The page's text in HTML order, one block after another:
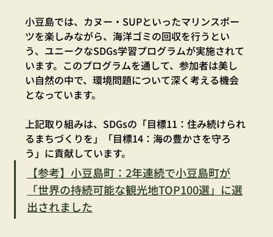
小豆島では、カヌー・SUPといったマリンスポー
ツを楽しみながら、海洋ゴミの回収を行うとい
う、ユニークなSDGs学習プログラムが実施されて
います。このプログラムを通して、参加者は美し
い自然の中で、環境問題について深く考える機会
となっています。
上記取り組みは、SDGsの「目標11：住み続けられ
るまちづくりを」「目標14：海の豊かさを守ろ
う」に貢献しています。
【参考】小豆島町：2年連続で小豆島町が
「世界の持続可能な観光地TOP100選」に選
出されました